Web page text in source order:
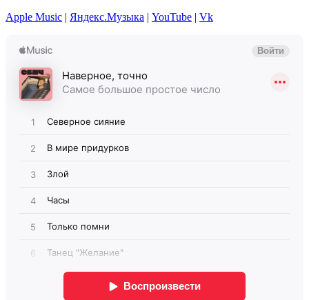
Apple Music | Яндекс.Музыка | YouTube | Vk